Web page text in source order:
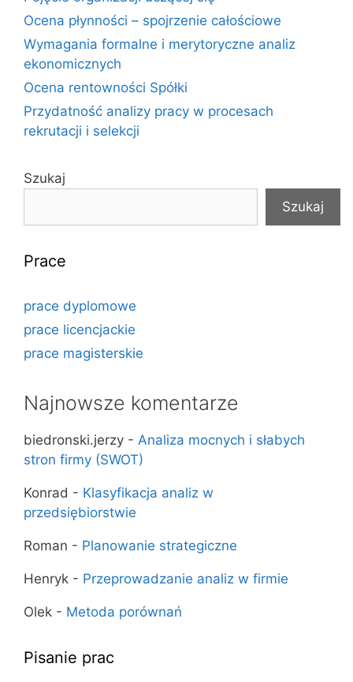
Ocena płynności – spojrzenie całościowe
Wymagania formalne i merytoryczne analiz
ekonomicznych
Ocena rentowności Spółki
Przydatność analizy pracy w procesach
rekrutacji i selekcji
Szukaj
Szukaj
Prace
prace dyplomowe
prace licencjackie
prace magisterskie
Najnowsze komentarze
biedronski.jerzy - Analiza mocnych i słabych
stron firmy (SWOT)
Konrad - Klasyfikacja analiz w
przedsiębiorstwie
Roman - Planowanie strategiczne
Henryk - Przeprowadzanie analiz w firmie
Olek - Metoda porównań
Pisanie prac